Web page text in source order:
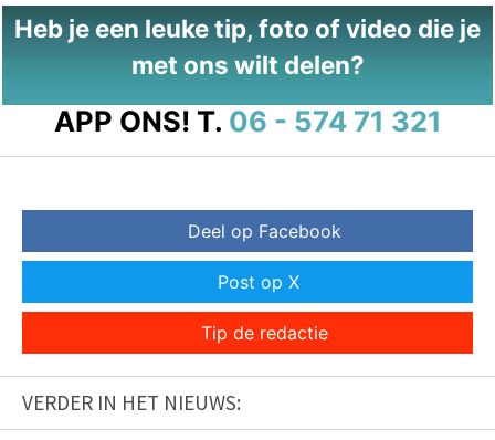
Heb je een leuke tip, foto of video die je
met ons wilt delen?
APP ONS! T. 06 - 574 71 321
Deel op Facebook
Post op X
Tip de redactie
VERDER IN HET NIEUWS: